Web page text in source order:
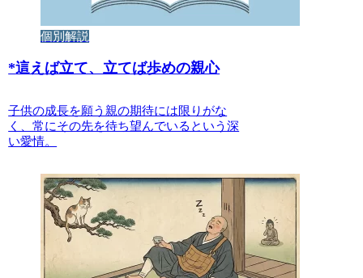
個別解説
*這えば立て、立てば歩めの親心
子供の成長を願う親の期待には限りがな
く、常にその先を待ち望んでいるという深
い愛情。